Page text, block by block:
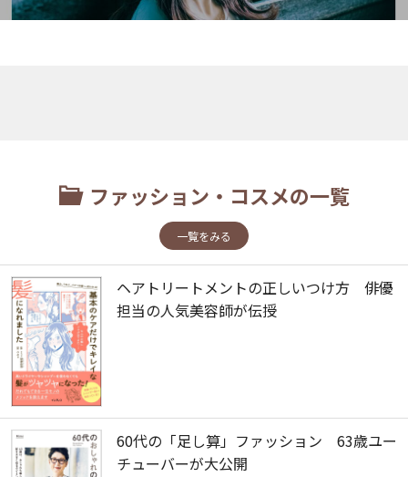
ファッション・コスメの一覧
一覧をみる
ヘアトリートメントの正しいつけ方 俳優
担当の人気美容師が伝授
60代の「足し算」ファッション 63歳ユー
チューバーが大公開